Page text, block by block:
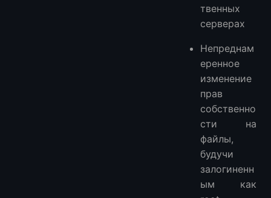
твенных
серверах
Непреднам
еренное
изменение
прав
собственно
сти на
файлы,
будучи
залогиненн
ым как